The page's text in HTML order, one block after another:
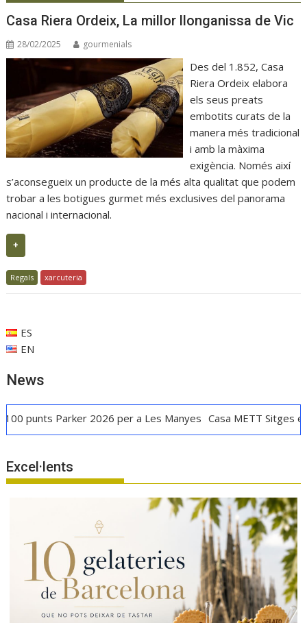
Casa Riera Ordeix, La millor llonganissa de Vic
28/02/2025 gourmenials
Des del 1.852, Casa
Riera Ordeix elabora
els seus preats
embotits curats de la
manera més tradicional
i amb la màxima
exigència. Només així
s’aconsegueix un producte de la més alta qualitat que podem
trobar a les botigues gurmet més exclusives del panorama
nacional i internacional.
+
Regals xarcuteria
ES
EN
News
Parker 2026 per a Les Manyes Casa METT Sitges estrena
Excel·lents